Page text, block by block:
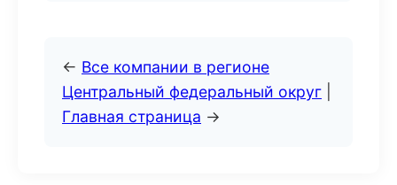
← Все компании в регионе
Центральный федеральный округ
Главная страница →